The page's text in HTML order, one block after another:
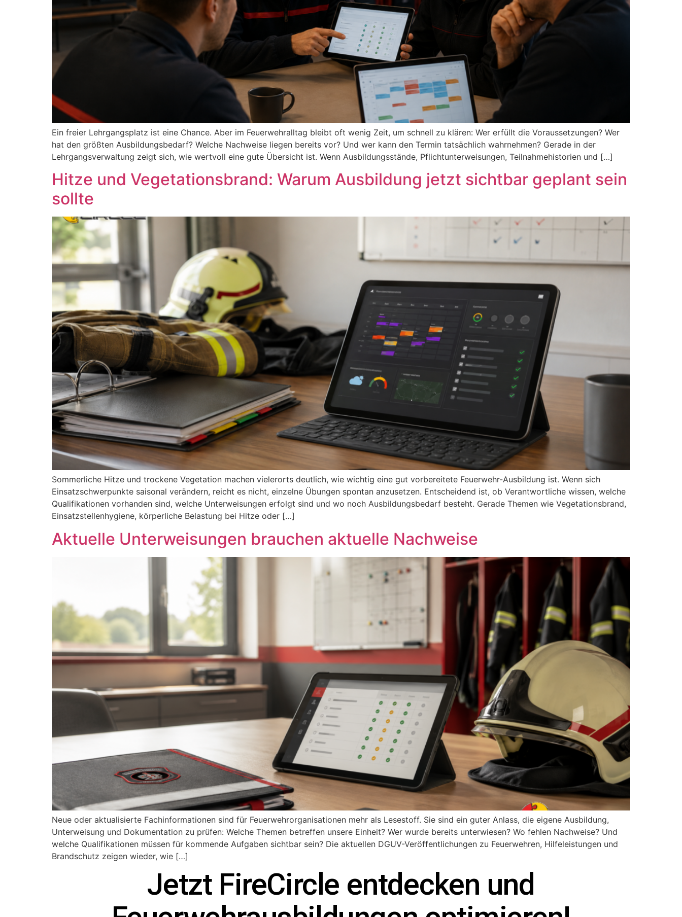
Ein freier Lehrgangsplatz ist eine Chance. Aber im Feuerwehralltag bleibt oft wenig Zeit, um schnell zu klären: Wer erfüllt die Voraussetzungen? Wer
hat den größten Ausbildungsbedarf? Welche Nachweise liegen bereits vor? Und wer kann den Termin tatsächlich wahrnehmen? Gerade in der
Lehrgangsverwaltung zeigt sich, wie wertvoll eine gute Übersicht ist. Wenn Ausbildungsstände, Pflichtunterweisungen, Teilnahmehistorien und […]
Hitze und Vegetationsbrand: Warum Ausbildung jetzt sichtbar geplant sein
sollte
Sommerliche Hitze und trockene Vegetation machen vielerorts deutlich, wie wichtig eine gut vorbereitete Feuerwehr-Ausbildung ist. Wenn sich
Einsatzschwerpunkte saisonal verändern, reicht es nicht, einzelne Übungen spontan anzusetzen. Entscheidend ist, ob Verantwortliche wissen, welche
Qualifikationen vorhanden sind, welche Unterweisungen erfolgt sind und wo noch Ausbildungsbedarf besteht. Gerade Themen wie Vegetationsbrand,
Einsatzstellenhygiene, körperliche Belastung bei Hitze oder […]
Aktuelle Unterweisungen brauchen aktuelle Nachweise
Neue oder aktualisierte Fachinformationen sind für Feuerwehrorganisationen mehr als Lesestoff. Sie sind ein guter Anlass, die eigene Ausbildung,
Unterweisung und Dokumentation zu prüfen: Welche Themen betreffen unsere Einheit? Wer wurde bereits unterwiesen? Wo fehlen Nachweise? Und
welche Qualifikationen müssen für kommende Aufgaben sichtbar sein? Die aktuellen DGUV-Veröffentlichungen zu Feuerwehren, Hilfeleistungen und
Brandschutz zeigen wieder, wie […]
Jetzt FireCircle entdecken und